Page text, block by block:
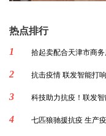
热点排行
1
拾起卖配合天津市商
2 抗击疫情 联发智能打
3 科技助力抗疫！联发
4 七匹狼驰援抗疫 生产